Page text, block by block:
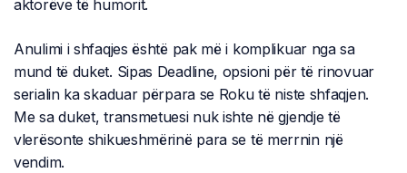
aktorëve të humorit.
Anulimi i shfaqjes është pak më i komplikuar nga sa
mund të duket. Sipas Deadline, opsioni për të rinovuar
serialin ka skaduar përpara se Roku të niste shfaqjen.
Me sa duket, transmetuesi nuk ishte në gjendje të
vlerësonte shikueshmërinë para se të merrnin një
vendim.